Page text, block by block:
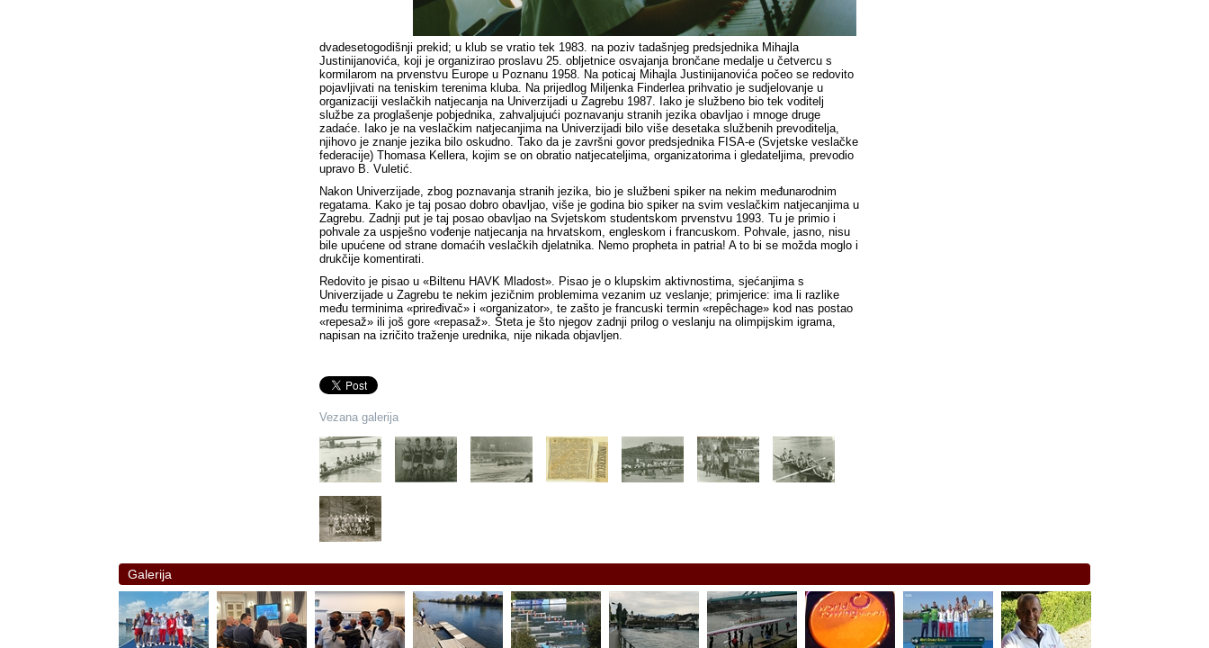
dvadesetogodišnji prekid; u klub se vratio tek 1983. na poziv tadašnjeg predsjednika Mihajla
Justinijanovića, koji je organizirao proslavu 25. obljetnice osvajanja brončane medalje u četvercu s
kormilarom na prvenstvu Europe u Poznanu 1958. Na poticaj Mihajla Justinijanovića počeo se redovito
pojavljivati na teniskim terenima kluba. Na prijedlog Miljenka Finderlea prihvatio je sudjelovanje u
organizaciji veslačkih natjecanja na Univerzijadi u Zagrebu 1987. Iako je službeno bio tek voditelj
službe za proglašenje pobjednika, zahvaljujući poznavanju stranih jezika obavljao i mnoge druge
zadaće. Iako je na veslačkim natjecanjima na Univerzijadi bilo više desetaka službenih prevoditelja,
njihovo je znanje jezika bilo oskudno. Tako da je završni govor predsjednika FISA-e (Svjetske veslačke
federacije) Thomasa Kellera, kojim se on obratio natjecateljima, organizatorima i gledateljima, prevodio
upravo B. Vuletić.
Nakon Univerzijade, zbog poznavanja stranih jezika, bio je službeni spiker na nekim međunarodnim
regatama. Kako je taj posao dobro obavljao, više je godina bio spiker na svim veslačkim natjecanjima u
Zagrebu. Zadnji put je taj posao obavljao na Svjetskom studentskom prvenstvu 1993. Tu je primio i
pohvale za uspješno vođenje natjecanja na hrvatskom, engleskom i francuskom. Pohvale, jasno, nisu
bile upućene od strane domaćih veslačkih djelatnika. Nemo propheta in patria! A to bi se možda moglo i
drukčije komentirati.
Redovito je pisao u «Biltenu HAVK Mladost». Pisao je o klupskim aktivnostima, sjećanjima s
Univerzijade u Zagrebu te nekim jezičnim problemima vezanim uz veslanje; primjerice: ima li razlike
među terminima «priređivač» i «organizator», te zašto je francuski termin «repêchage» kod nas postao
«repesaž» ili još gore «repasaž». Šteta je što njegov zadnji prilog o veslanju na olimpijskim igrama,
napisan na izričito traženje urednika, nije nikada objavljen.
Vezana galerija
Galerija